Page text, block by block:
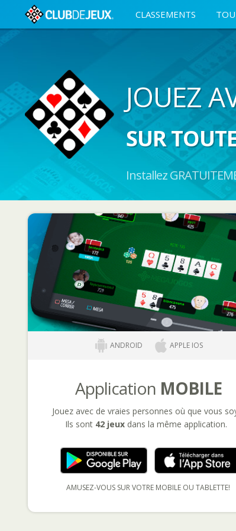
CLASSEMENTS
JOUEZ
SUR
Installez
ANDROID APPLE IOS
Application MOBILE
Jouez avec de vraies personnes où que vous
Ils sont 42 jeux dans la même application.
AMUSEZ-VOUS SUR VOTRE MOBILE OU TABLETTE!